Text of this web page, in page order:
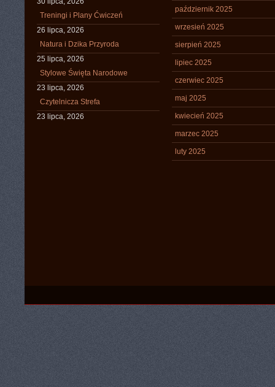
Treningi i Plany Ćwiczeń
26 lipca, 2026
Natura i Dzika Przyroda
25 lipca, 2026
Stylowe Święta Narodowe
23 lipca, 2026
Czytelnicza Strefa
23 lipca, 2026
październik 2025
wrzesień 2025
sierpień 2025
lipiec 2025
czerwiec 2025
maj 2025
kwiecień 2025
marzec 2025
luty 2025